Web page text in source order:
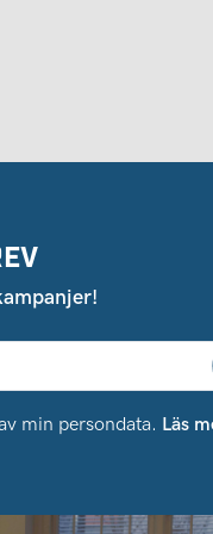
min persondata. Läs